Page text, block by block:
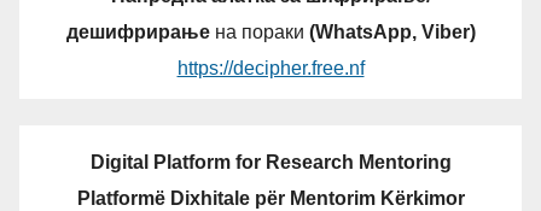
дешифрирањена пораки (WhatsApp, Viber)
https://decipher.free.nf
Digital Platform for Research Mentoring
Platformë Dixhitale për Mentorim Kërkimor